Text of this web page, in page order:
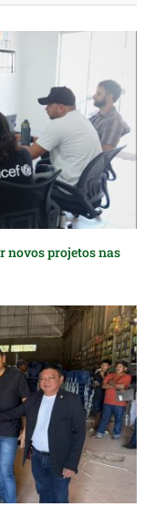
novos projetos nas